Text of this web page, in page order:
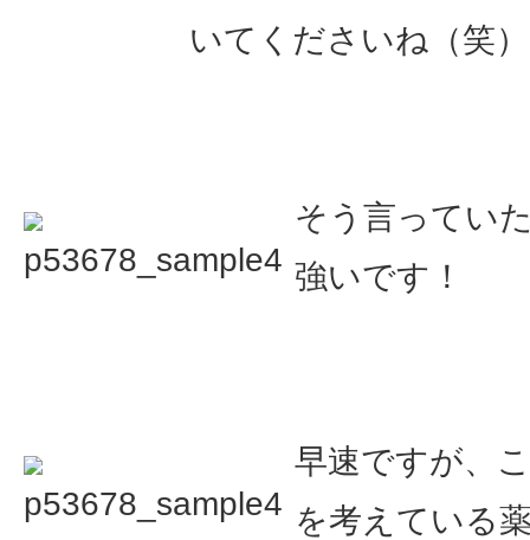
いてくださいね（笑）
そう言ってい
強いです！
早速ですが、
を考えている